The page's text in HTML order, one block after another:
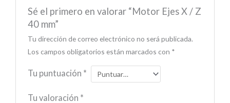
Sé el primero en valorar “Motor Ejes X / Z
40 mm”
Tu dirección de correo electrónico no será publicada.
Los campos obligatorios están marcados con *
Tu puntuación *
Tu valoración *